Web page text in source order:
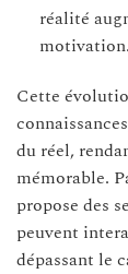
réalité
motivation.
Cette
du réel,
mémorable.
propose des
peuvent
dépassant le